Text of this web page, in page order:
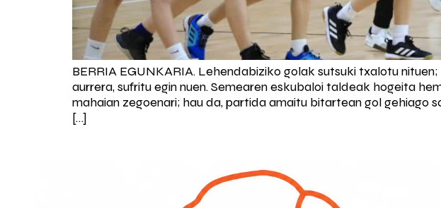
BERRIA EGUNKARIA. Lehendabiziko golak sutsuki txalotu
aurrera, sufritu egin nuen. Semearen eskubaloi taldeak hogeita
mahaian zegoenari; hau da, partida amaitu bitartean gol gehiago
[…]